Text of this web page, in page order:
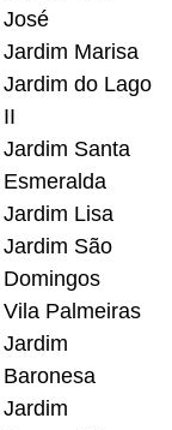
José
Jardim Marisa
Jardim do Lago
II
Jardim Santa
Esmeralda
Jardim Lisa
Jardim São
Domingos
Vila Palmeiras
Jardim
Baronesa
Jardim